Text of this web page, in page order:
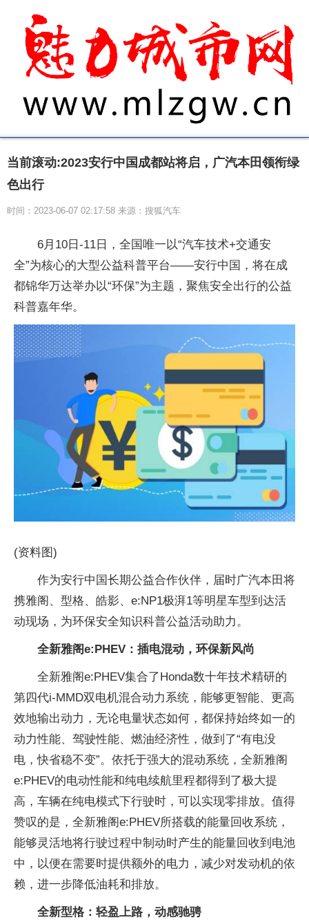
当前滚动:2023安行中国成都站将启，广汽本田领衔绿
色出行
时间：2023-06-07 02:17:58 来源：搜狐汽车
6月10日-11日，全国唯一以“汽车技术+交通安
全”为核心的大型公益科普平台——安行中国，将在成
都锦华万达举办以“环保”为主题，聚焦安全出行的公益
科普嘉年华。
(资料图)
作为安行中国长期公益合作伙伴，届时广汽本田将
携雅阁、型格、皓影、e:NP1极湃1等明星车型到达活
动现场，为环保安全知识科普公益活动助力。
全新雅阁e:PHEV：插电混动，环保新风尚
全新雅阁e:PHEV集合了Honda数十年技术精研的
第四代i-MMD双电机混合动力系统，能够更智能、更高
效地输出动力，无论电量状态如何，都保持始终如一的
动力性能、驾驶性能、燃油经济性，做到了“有电没
电，快省稳不变”。依托于强大的混动系统，全新雅阁
e:PHEV的电动性能和纯电续航里程都得到了极大提
高，车辆在纯电模式下行驶时，可以实现零排放。值得
赞叹的是，全新雅阁e:PHEV所搭载的能量回收系统，
能够灵活地将行驶过程中制动时产生的能量回收到电池
中，以便在需要时提供额外的电力，减少对发动机的依
赖，进一步降低油耗和排放。
全新型格：轻盈上路，动感驰骋